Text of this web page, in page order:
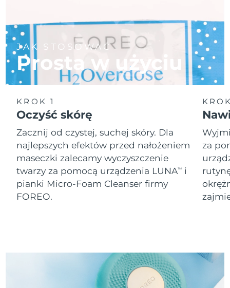
JAK STOSOWAĆ
Prosta w użyciu
KROK 1
Oczyść skórę
Zacznij od czystej, suchej skóry. Dla
najlepszych efektów przed nałożeniem
maseczki zalecamy wyczyszczenie
twarzy za pomocą urządzenia LUNATM
i
pianki Micro-Foam Cleanser firmy
FOREO.
za
Singapur
Oczekiwany czas dostawy
8/12/26
Słowacja
Oczekiwany czas dostawy
8/10/26
Słowenia
Oczekiwany czas dostawy
Republika
Południowej Afryki
Oczekiwany czas dostawy
Korea Południowa
Oczekiwany czas dostawy
8/12/26
Hiszpania
8/10/26
Oczekiwany czas dostawy